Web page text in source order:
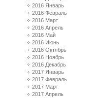
2016 Январь
2016 Февраль
2016 Март
2016 Апрель
2016 Май
2016 Июнь
2016 Октябрь
2016 Ноябрь
2016 Декабрь
2017 Январь
2017 Февраль
2017 Март
2017 Апрель